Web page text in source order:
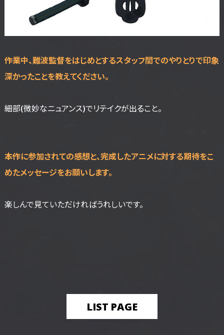
――作業中、難波監督をはじめとするスタッフ間でのやりとりで印象
深かったことを教えてください。
細部(微妙なニュアンス)でリテイクが出ること。
――本作に参加されての感想と、完成したアニメに対する期待をこ
めたメッセージをお願いします。
楽しんで見ていただければうれしいです。
LIST PAGE